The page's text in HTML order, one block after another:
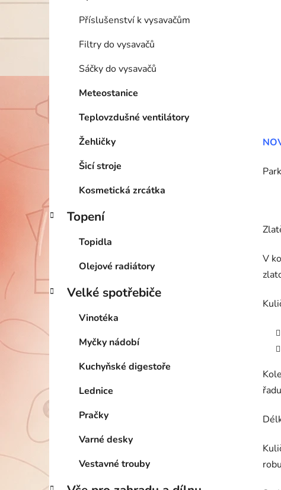
Příslušenství k vysavačům
Filtry do vysavačů
Sáčky do vysavačů
Meteostanice
Teplovzdušné ventilátory
Žehličky
Šicí stroje
Kosmetická zrcátka
Topení
Topidla
Olejové radiátory
Velké spotřebiče
Vinotéka
Myčky nádobí
Kuchyňské digestoře
Lednice
Pračky
Varné desky
Vestavné trouby
V